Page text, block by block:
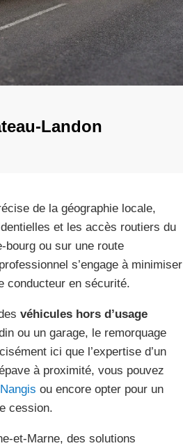
Landon
de la géographie locale,
et les accès routiers du
bourg ou sur une route
s’engage à minimiser
conducteur en sécurité.
véhicules hors d’usage
ou un garage, le remorquage
ici que l’expertise d’un
à proximité, vous pouvez
ou encore opter pour un
cession.
et-Marne, des solutions